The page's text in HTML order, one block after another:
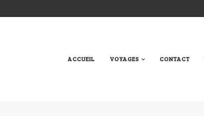
ACCUEIL VOYAGES CONTACT